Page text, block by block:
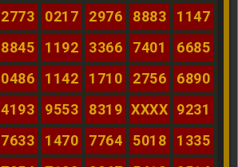
2773 0217 2976 8883
1147
8845 1192 3366 7401
6685
0486 1142 1710 2756
6890
4193 9553 8319 XXXX 9231
7633 1470 7764 5018
1335